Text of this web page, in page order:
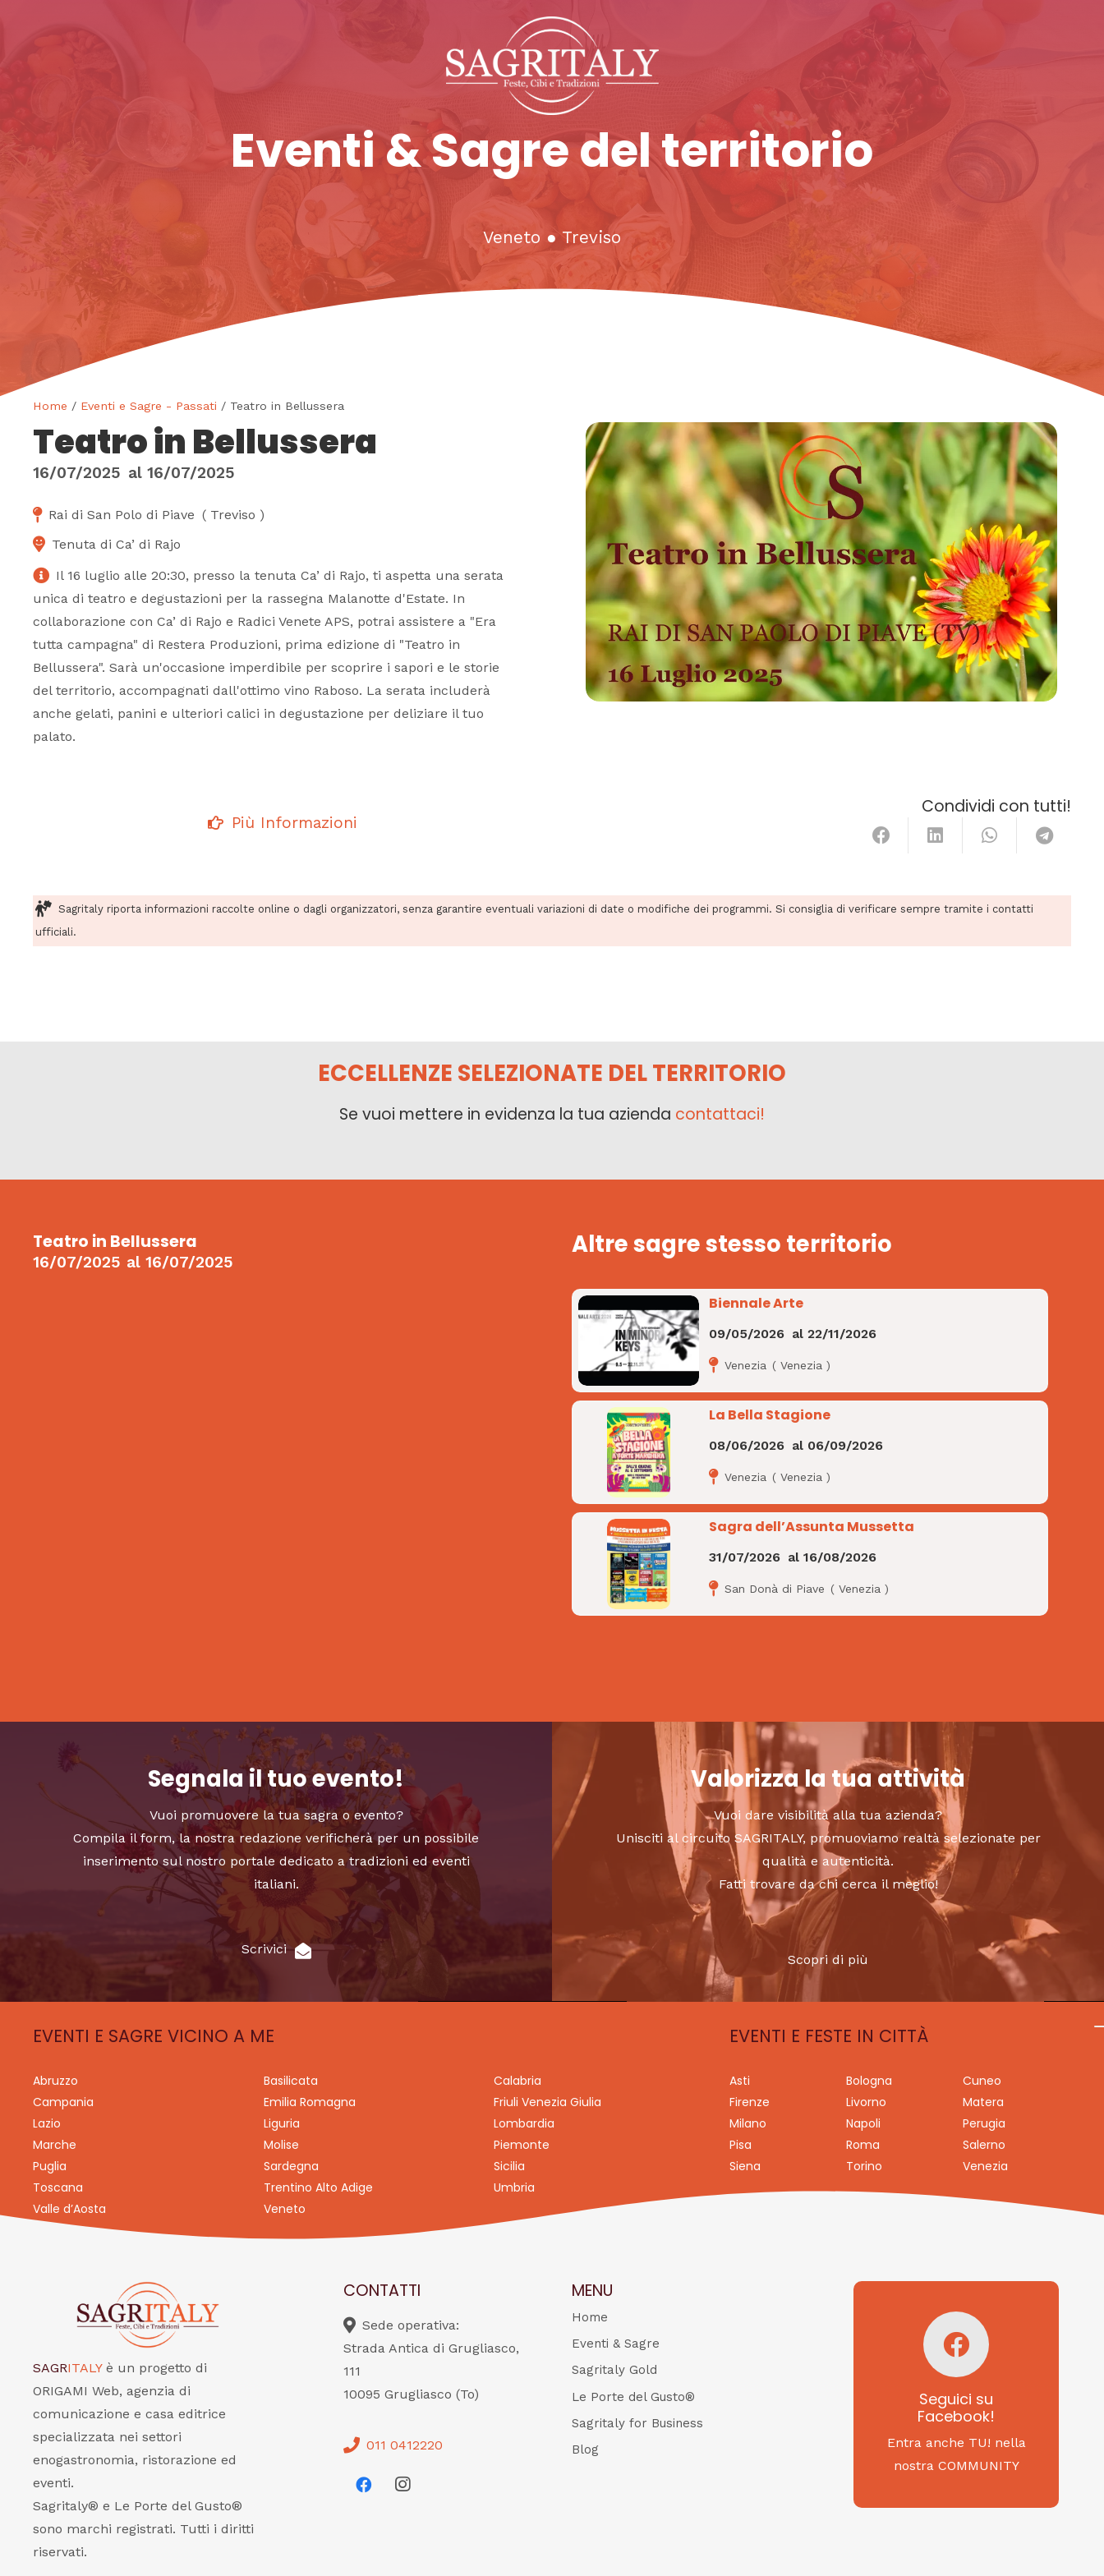
Eventi & Sagre del territorio
Veneto ●Treviso
Home / Eventi e Sagre - Passati / Teatro in Bellussera
Teatro in Bellussera
16/07/2025 al 16/07/2025
Rai di San Polo di Piave ( Treviso )
Tenuta di Ca’ di Rajo
Il 16 luglio alle 20:30, presso la tenuta Ca’ di Rajo, ti aspetta una serata
unica di teatro e degustazioni per la rassegna Malanotte d'Estate. In
collaborazione con Ca’ di Rajo e Radici Venete APS, potrai assistere a "Era
tutta campagna" di Restera Produzioni, prima edizione di "Teatro in
Bellussera". Sarà un'occasione imperdibile per scoprire i sapori e le storie
del territorio, accompagnati dall'ottimo vino Raboso. La serata includerà
anche gelati, panini e ulteriori calici in degustazione per deliziare il tuo
palato.
Più Informazioni
Condividi con tutti!
Sagritaly riporta informazioni raccolte online o dagli organizzatori, senza garantire eventuali variazioni di date o modifiche dei programmi. Si consiglia di verificare sempre tramite i contatti
ufficiali.
ECCELLENZE SELEZIONATE DEL TERRITORIO
Se vuoi mettere in evidenza la tua azienda contattaci!
Teatro in Bellussera
16/07/2025 al 16/07/2025
Altre sagre stesso territorio
Biennale Arte
09/05/2026 al22/11/2026
Venezia (Venezia )
La Bella Stagione
08/06/2026 al 06/09/2026
Venezia (Venezia )
Sagra dell’Assunta Mussetta
31/07/2026 al16/08/2026
San Donà di Piave (Venezia )
Segnala il tuo evento!
Vuoi promuovere la tua sagra o evento?
Compila il form, la nostra redazione verificherà per un possibile
inserimento sul nostro portale dedicato a tradizioni ed eventi
italiani.
Scrivici
Valorizza la tua attività
Vuoi dare visibilità alla tua azienda?
Unisciti al circuito SAGRITALY, promuoviamo realtà selezionate per
qualità e autenticità.
Fatti trovare da chi cerca il meglio!
Scopri di più
EVENTI E SAGRE VICINO A ME
Abruzzo Basilicata
Calabria
Campania
Emilia Romagna
Friuli Venezia Giulia
Lazio
Liguria
Lombardia
Marche
Molise
Piemonte
Puglia
Sardegna
Sicilia
Toscana
Trentino Alto Adige
Umbria
Valle d’Aosta
Veneto
EVENTI E FESTE IN CITTÀ
Asti Bologna
Cuneo
Firenze
Livorno
Matera
Milano
Napoli
Perugia
Pisa
Roma
Salerno
Siena
Torino Venezia
SAGRITALY è un progetto di
ORIGAMI Web, agenzia di
comunicazione e casa editrice
specializzata nei settori
enogastronomia, ristorazione ed
eventi.
Sagritaly® e Le Porte del Gusto®
sono marchi registrati. Tutti i diritti
riservati.
CONTATTI
Sede operativa:
Strada Antica di Grugliasco,
111
10095 Grugliasco (To)
011 0412220
MENU
Home
Eventi & Sagre
Sagritaly Gold
Le Porte del Gusto®
Sagritaly for Business
Blog
Seguici su
Facebook!
Entra anche TU! nella
nostra COMMUNITY
Seguici su
Facebook!
SAGRITALY
Feste, cibi e tradizioni
da Nord a Sud...